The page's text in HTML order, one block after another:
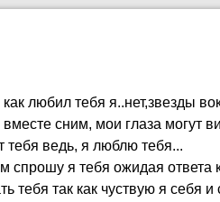
любил тебя я..нет,звезды
сним, мои глаза могут
тебя ведь, я люблю тебя...
я тебя ожидая ответа
тебя так как чуствую я